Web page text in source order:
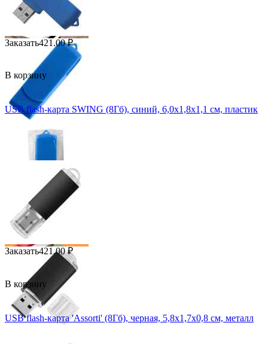
Заказать421.00 ₽
В корзину
USB flash-карта SWING (8Гб), синий, 6,0х1,8х1,1 см, пластик
Заказать421.00 ₽
В корзину
USB flash-карта 'Assorti' (8Гб), черная, 5,8х1,7х0,8 см, металл